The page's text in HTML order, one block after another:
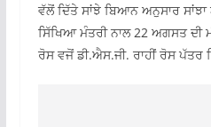
ਵੱਲੋਂ ਦਿੱਤੇ ਸਾਂਝੇ ਬਿਆਨ ਅਨੁਸਾਰ
ਸਿੱਖਿਆ ਮੰਤਰੀ ਨਾਲ 22 ਅਗਸਤ ਦੀ
ਰੋਸ ਵਜੋਂ ਡੀ.ਐਸ.ਜੀ. ਰਾਹੀਂ ਰੋਸ